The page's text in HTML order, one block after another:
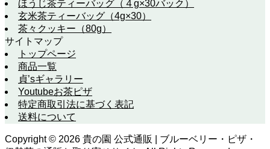
ほうじ茶ティーバッグ（４g×30バック）
玄米茶ティーバッグ（4g×30）
茶々クッキー（80g）
サイトマップ
トップページ
商品一覧
貞’sギャラリー
Youtubeお茶ピザ
特定商取引法に基づく表記
送料について
Copyright © 2026 貴の園 公式通販 | ブルーベリー・ピザ・